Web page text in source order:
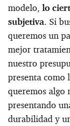
modelo, lo
subjetiva. Si
queremos un
mejor
nuestro
presenta como
queremos algo
presentando
durabilidad y